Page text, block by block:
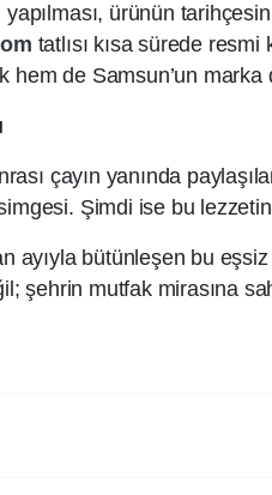
ürünün
tatlısı kısa sürede
hem de Samsun’un
çayın yanında
Şimdi ise bu
ayıyla bütünleşen bu eşsiz
şehrin mutfak mirasına